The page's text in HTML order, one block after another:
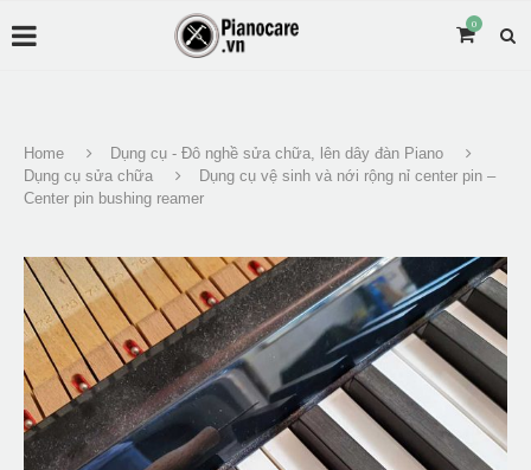
0
Home
Dụng cụ - Đô nghề sửa chữa, lên dây đàn Piano
Dụng cụ sửa chữa
Dụng cụ vệ sinh và nới rộng nỉ center pin –
Center pin bushing reamer